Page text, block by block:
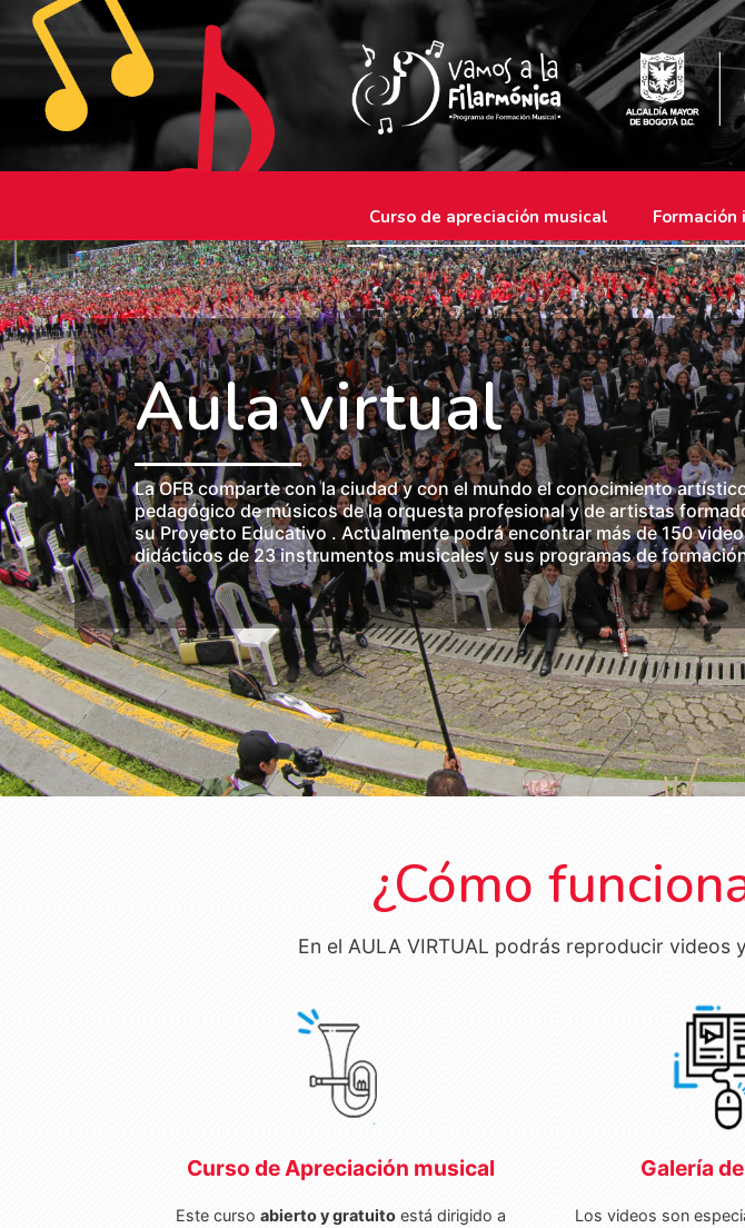
Curso de apreciación musical
Aula virtual
La OFB comparte con la ciudad y con el mundo el conocimiento
pedagógico de músicos de la orquesta profesional y de artistas
su Proyecto Educativo . Actualmente podrá encontrar más de 150
didácticos de 23 instrumentos musicales y sus programas de
¿Cómo
En el AULA VIRTUAL podrás reproducir
Curso de Apreciación musical
Este curso abierto y gratuitoestá dirigido a
Galería
Los videos son